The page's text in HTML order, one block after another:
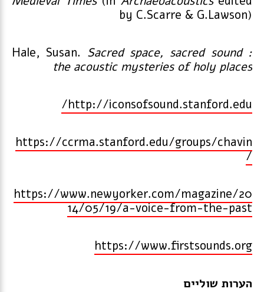
by C.Scarre & G.Lawson)
Hale, Susan. Sacred space, sacred sound :
the acoustic mysteries of holy places
http://iconsofsound.stanford.edu/
https://ccrma.stanford.edu/groups/chavin
/
https://www.newyorker.com/magazine/20
14/05/19/a-voice-from-the-past
https://www.firstsounds.org
הערות שוליים